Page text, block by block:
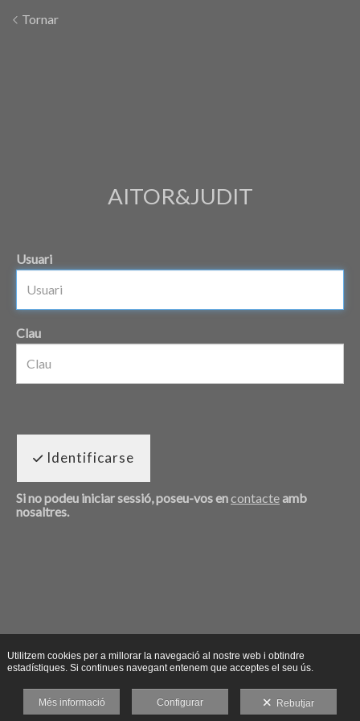
Tornar
AITOR&JUDIT
Usuari
Clau
Identificarse
Si no podeu iniciar sessió, poseu-vos encontacteamb
nosaltres.
Utilitzem cookies per a millorar la navegació al nostre web i obtindre
estadístiques. Si continues navegant entenem que acceptes el seu ús.
Més informació Configurar Rebutjar